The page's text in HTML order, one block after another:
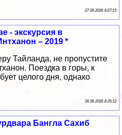
27 06 2026 4:27:15
- экскурсия в
– 2019 *
Тайланда, не пропустите
Поездка в горы, к
целого дня, однако
26 06 2026 8:35:12
Бангла Сахиб